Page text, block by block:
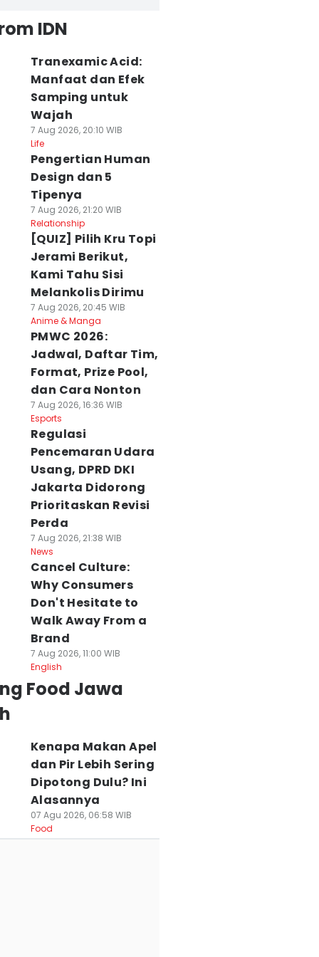
IDN
Tranexamic Acid:
Manfaat dan Efek
Samping untuk
Wajah
7 Aug 2026, 20:10 WIB
Life
Pengertian Human
Design dan 5
Tipenya
7 Aug 2026, 21:20 WIB
Relationship
[QUIZ] Pilih Kru Topi
Jerami Berikut,
Kami Tahu Sisi
Melankolis Dirimu
7 Aug 2026, 20:45 WIB
Anime & Manga
PMWC 2026:
Jadwal, Daftar Tim,
Format, Prize Pool,
dan Cara Nonton
7 Aug 2026, 16:36 WIB
Esports
Regulasi
Pencemaran Udara
Usang, DPRD DKI
Jakarta Didorong
Prioritaskan Revisi
Perda
7 Aug 2026, 21:38 WIB
News
Cancel Culture:
Why Consumers
Don't Hesitate to
Walk Away From a
Brand
7 Aug 2026, 11:00 WIB
English
Food Jawa
Kenapa Makan Apel
dan Pir Lebih Sering
Dipotong Dulu? Ini
Alasannya
07 Agu 2026, 06:58 WIB
Food